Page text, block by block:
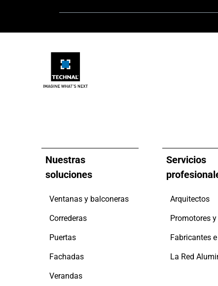
Nuestras
soluciones
Ventanas y balconeras
Correderas
Puertas
Fachadas
Verandas
Servicios
Arquitectos